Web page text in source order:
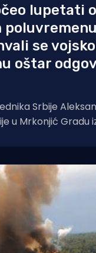
lupetati o
se
oštar
Srbije
u Mrkonjić Gradu